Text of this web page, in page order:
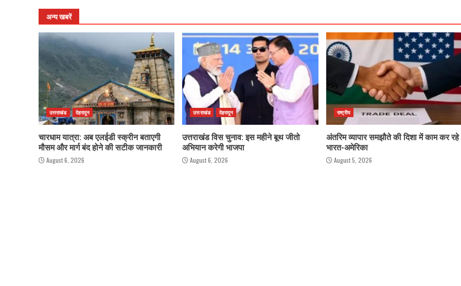
अन्य खबरें
उत्तराखंड देहरादून
चारधाम यात्रा: अब एलईडी स्क्रीन बताएगी
मौसम और मार्ग बंद होने की सटीक जानकारी
August 6, 2026
उत्तराखंड देहरादून
उत्तराखंड विस चुनाव: इस महीने बूथ जीतो
अभियान करेगी भाजपा
August 6, 2026
राष्ट्रीय
अंतरिम व्यापार समझौते की दिशा में काम कर रहे
भारत-अमेरिका
August 5, 2026